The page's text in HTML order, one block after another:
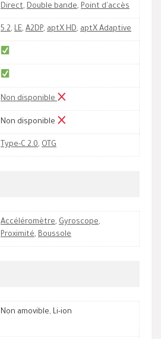
Direct, Double bande, Point d'accès
5.2, LE, A2DP, aptX HD, aptX Adaptive
Non disponible
Non disponible
Type-C 2.0, OTG
Accéléromètre, Gyroscope,
Proximité, Boussole
Non amovible, Li-ion